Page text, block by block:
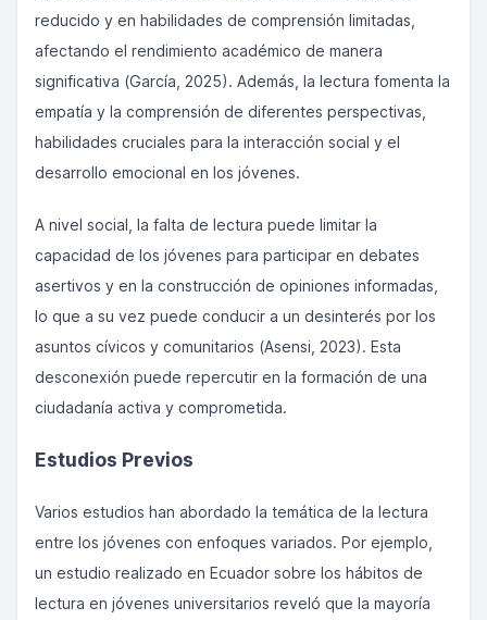
reducido y en habilidades de comprensión limitadas,
afectando el rendimiento académico de manera
significativa (García, 2025). Además, la lectura fomenta la
empatía y la comprensión de diferentes perspectivas,
habilidades cruciales para la interacción social y el
desarrollo emocional en los jóvenes.
A nivel social, la falta de lectura puede limitar la
capacidad de los jóvenes para participar en debates
asertivos y en la construcción de opiniones informadas,
lo que a su vez puede conducir a un desinterés por los
asuntos cívicos y comunitarios (Asensi, 2023). Esta
desconexión puede repercutir en la formación de una
ciudadanía activa y comprometida.
Estudios Previos
Varios estudios han abordado la temática de la lectura
entre los jóvenes con enfoques variados. Por ejemplo,
un estudio realizado en Ecuador sobre los hábitos de
lectura en jóvenes universitarios reveló que la mayoría